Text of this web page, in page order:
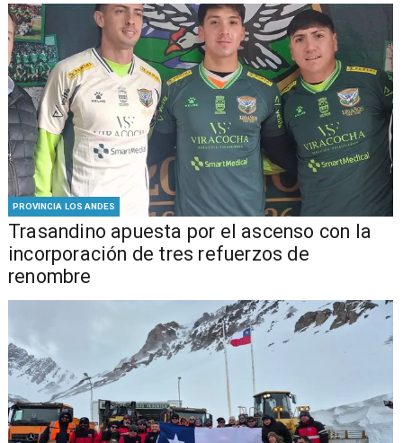
PROVINCIA LOS ANDES
Trasandino apuesta por el ascenso con la
incorporación de tres refuerzos de
renombre